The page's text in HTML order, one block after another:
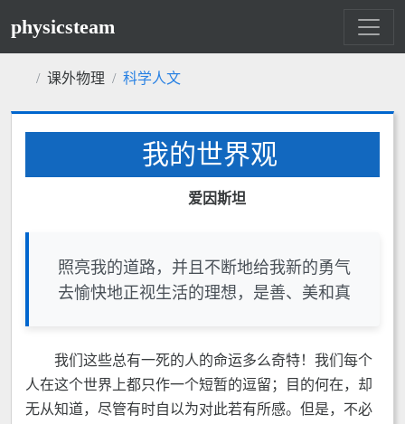
physicsteam
课外物理 科学人文
我的世界观
爱因斯坦
照亮我的道路，并且不断地给我新的勇气
去愉快地正视生活的理想，是善、美和真
我们这些总有一死的人的命运多么奇特！我们每个
人在这个世界上都只作一个短暂的逗留；目的何在，却
无从知道，尽管有时自以为对此若有所感。但是，不必